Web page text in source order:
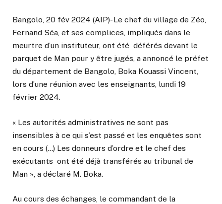
Bangolo, 20 fév 2024 (AIP)- Le chef du village de Zéo,
Fernand Séa, et ses complices, impliqués dans le
meurtre d’un instituteur, ont été déférés devant le
parquet de Man pour y être jugés, a annoncé le préfet
du département de Bangolo, Boka Kouassi Vincent,
lors d’une réunion avec les enseignants, lundi 19
février 2024.
« Les autorités administratives ne sont pas
insensibles à ce qui s’est passé et les enquêtes sont
en cours (…) Les donneurs d’ordre et le chef des
exécutants ont été déjà transférés au tribunal de
Man », a déclaré M. Boka.
Au cours des échanges, le commandant de la